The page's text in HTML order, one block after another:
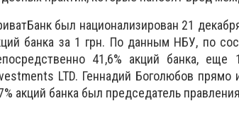
был национализирован 21
банка за 1 грн. По данным НБУ, по
41,6% акций банка,
LTD. Геннадий Боголюбов прямо
акций банка был председатель